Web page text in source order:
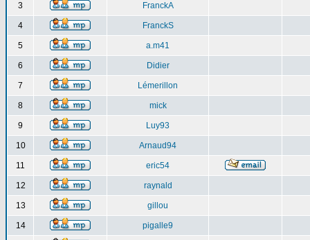
3 FranckA
4 FranckS
5 a.m41
6 Didier
7 Lémerillon
8 mick
9 Luy93
10 Arnaud94
11 eric54
12 raynald
13 gillou
14 pigalle9